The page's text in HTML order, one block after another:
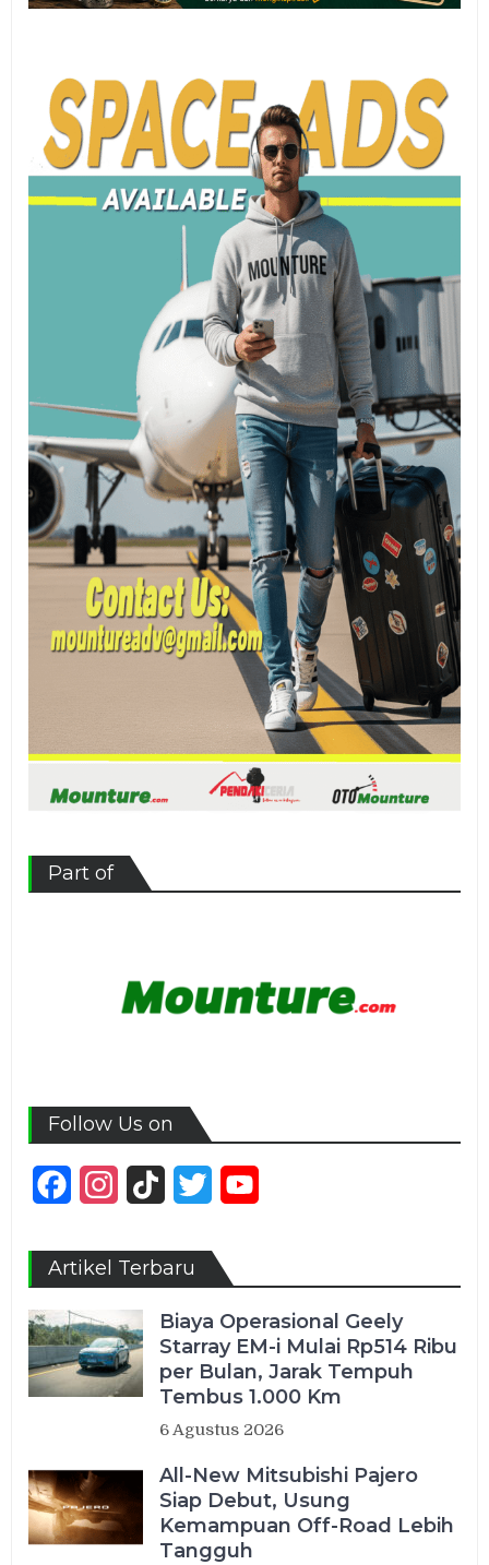
Part of
Follow Us on
FacebookInstagram
TikTok Twitter
Artikel Terbaru
Biaya Operasional Geely
Starray EM-i Mulai Rp514 Ribu
per Bulan, Jarak Tempuh
Tembus 1.000 Km
6 Agustus 2026
All-New Mitsubishi Pajero
Siap Debut, Usung
Kemampuan Off-Road Lebih
Tangguh